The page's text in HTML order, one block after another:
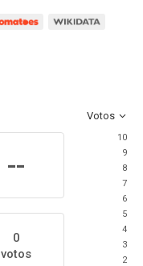
Votos
--
0
votos
10
9
8
7
6
5
4
3
2